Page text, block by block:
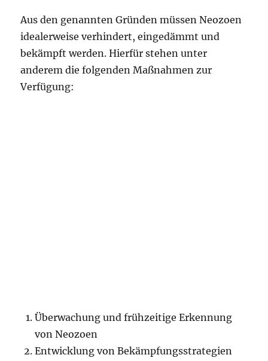
Aus den genannten Gründen müssen Neozoen
idealerweise verhindert, eingedämmt und
bekämpft werden. Hierfür stehen unter
anderem die folgenden Maßnahmen zur
Verfügung:
Überwachung und frühzeitige Erkennung
von Neozoen
Entwicklung von Bekämpfungsstrategien